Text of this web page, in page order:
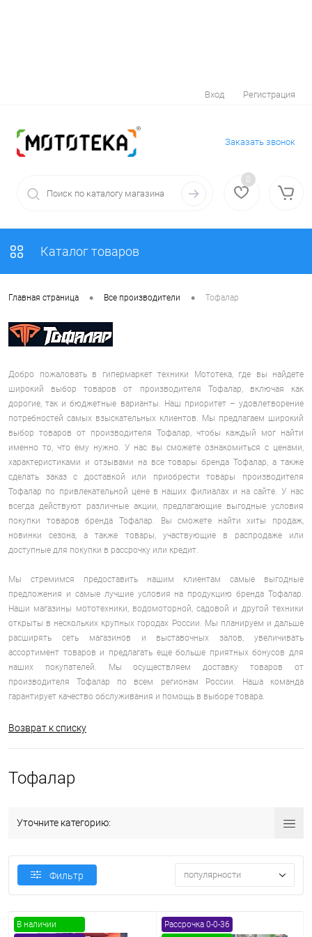
Вход Регистрация
Заказать звонок
0
Каталог товаров
Главная страница • Все производители • Тофалар
Добро пожаловать в гипермаркет техники Мототека, где вы найдете
широкий выбор товаров от производителя Тофалар, включая как
дорогие, так и бюджетные варианты. Наш приоритет – удовлетворение
потребностей самых взыскательных клиентов. Мы предлагаем широкий
выбор товаров от производителя Тофалар, чтобы каждый мог найти
именно то, что ему нужно. У нас вы сможете ознакомиться с ценами,
характеристиками и отзывами на все товары бренда Тофалар, а также
сделать заказ с доставкой или приобрести товары производителя
Тофалар по привлекательной цене в наших филиалах и на сайте. У нас
всегда действуют различные акции, предлагающие выгодные условия
покупки товаров бренда Тофалар. Вы сможете найти хиты продаж,
новинки сезона, а также товары, участвующие в распродаже или
доступные для покупки в рассрочку или кредит.
Мы стремимся предоставить нашим клиентам самые выгодные
предложения и самые лучшие условия на продукцию бренда Тофалар.
Наши магазины мототехники, водомоторной, садовой и другой техники
открыты в нескольких крупных городах России. Мы планируем и дальше
расширять сеть магазинов и выставочных залов, увеличивать
ассортимент товаров и предлагать еще больше приятных бонусов для
наших покупателей. Мы осуществляем доставку товаров от
производителя Тофалар по всем регионам России. Наша команда
гарантирует качество обслуживания и помощь в выборе товара.
Возврат к списку
Тофалар
Уточните категорию:
Фильтр популярности
В наличии
Рассрочка 0-0-36